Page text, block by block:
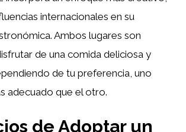
internacionales en su
Ambos lugares son
de una comida deliciosa y
de tu preferencia, uno
adecuado que el otro.
de Adoptar un